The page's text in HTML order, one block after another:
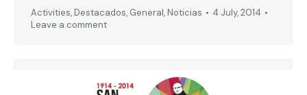
Activities, Destacados, General, Noticias
4 July, 2014
Leave a comment